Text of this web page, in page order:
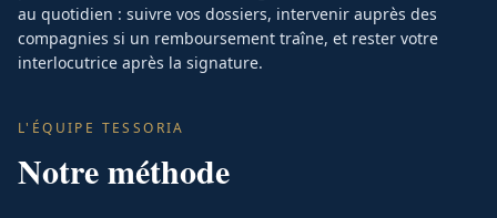
au quotidien : suivre vos dossiers, intervenir auprès des
compagnies si un remboursement traîne, et rester votre
interlocutrice après la signature.
L'ÉQUIPE TESSORIA
Notre méthode